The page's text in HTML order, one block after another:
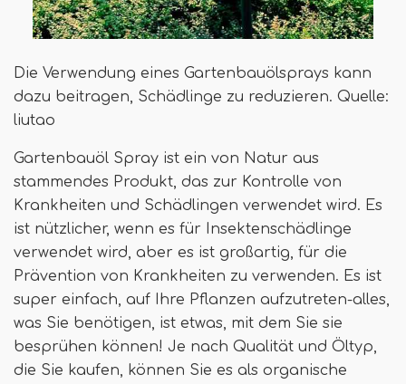
Die Verwendung eines Gartenbauölsprays kann
dazu beitragen, Schädlinge zu reduzieren. Quelle:
liutao
Gartenbauöl Spray ist ein von Natur aus
stammendes Produkt, das zur Kontrolle von
Krankheiten und Schädlingen verwendet wird. Es
ist nützlicher, wenn es für Insektenschädlinge
verwendet wird, aber es ist großartig, für die
Prävention von Krankheiten zu verwenden. Es ist
super einfach, auf Ihre Pflanzen aufzutreten-alles,
was Sie benötigen, ist etwas, mit dem Sie sie
besprühen können! Je nach Qualität und Öltyp,
die Sie kaufen, können Sie es als organische